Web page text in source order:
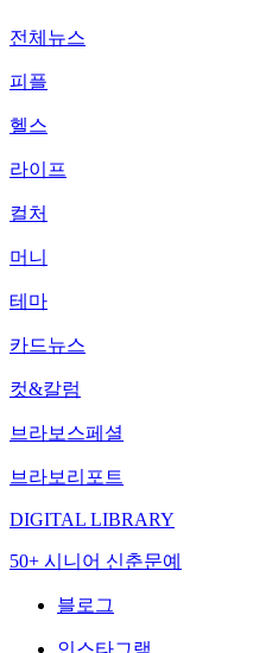
전체뉴스
피플
헬스
라이프
컬처
머니
테마
카드뉴스
컷&칼럼
브라보스페셜
브라보리포트
DIGITAL LIBRARY
50+ 시니어 신춘문예
블로그